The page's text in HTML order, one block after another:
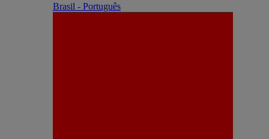
Brasil - Português